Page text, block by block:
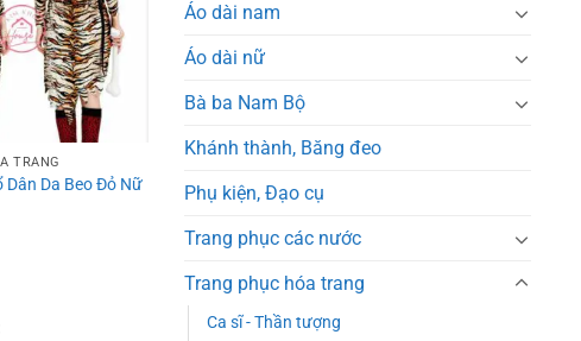
TRANG
Dân Da Beo Đỏ Nữ
Áo dài nam
Áo dài nữ
Bà ba Nam Bộ
Khánh thành, Băng đeo
Phụ kiện, Đạo cụ
Trang phục các nước
Trang phục hóa trang
Ca sĩ - Thần tượng